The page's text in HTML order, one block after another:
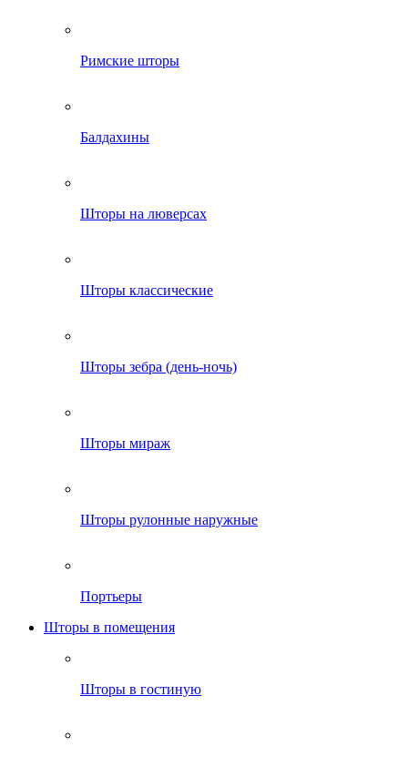
Римские шторы
Балдахины
Шторы на люверсах
Шторы классические
Шторы зебра (день-ночь)
Шторы мираж
Шторы рулонные наружные
Портьеры
Шторы в помещения
Шторы в гостиную